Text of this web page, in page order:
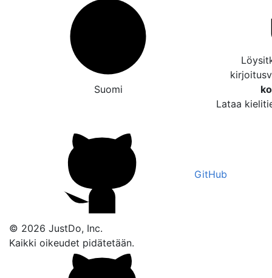
Suomi
Lataa
GitHub
© 2026 JustDo, Inc.
Kaikki oikeudet pidätetään.